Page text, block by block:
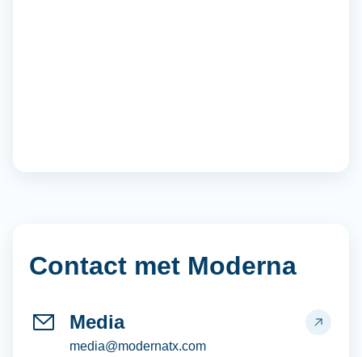
Contact met Moderna
Media
media@modernatx.com